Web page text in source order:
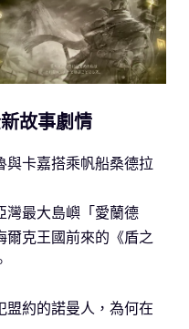
故事劇情
與卡嘉搭乘帆船桑德拉
灣最大島嶼「愛蘭德
爾克王國前來的《盾之
盟約的諾曼人，為何在